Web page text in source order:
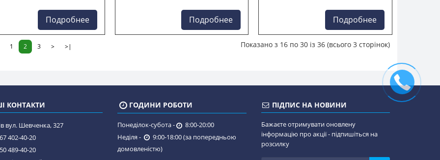
Подробнее Подробнее Подробнее
1 2 3 > >| Показано з 16 по 30 із 36 (всього 3 сторінок)
КОНТАКТИ
вул. Шевченка, 327
402-40-20
489-40-20
ГОДИНИ РОБОТИ
Понеділок-субота -
8:00-20:00
Неділя -
9:00-18:00 (за попередньою
домовленістю)
ПІДПИС НА НОВИНИ
Бажаєте отримувати оновлену
інформацію про акції - підпишіться на
розсилку